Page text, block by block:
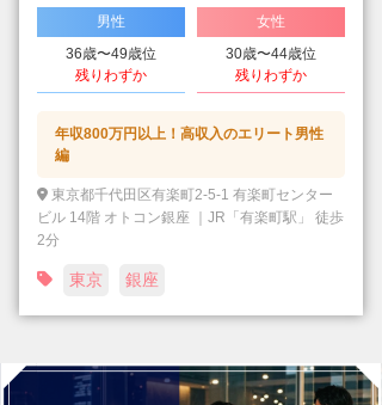
男性
36歳〜49歳位
残りわずか
女性
30歳〜44歳位
残りわずか
年収800万円以上！高収入のエリート男性
編
東京都千代田区有楽町2-5-1 有楽町センター
ビル 14階 オトコン銀座 ｜JR「有楽町駅」 徒歩
2分
東京 銀座